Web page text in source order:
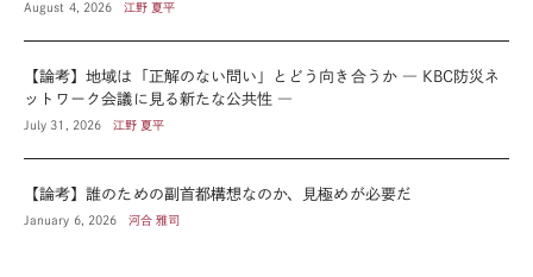
August 4, 2026 江野 夏平
【論考】地域は「正解のない問い」とどう向き合うか ― KBC防災ネ
ットワーク会議に見る新たな公共性 ―
July 31, 2026 江野 夏平
【論考】誰のための副首都構想なのか、見極めが必要だ
January 6, 2026 河合 雅司